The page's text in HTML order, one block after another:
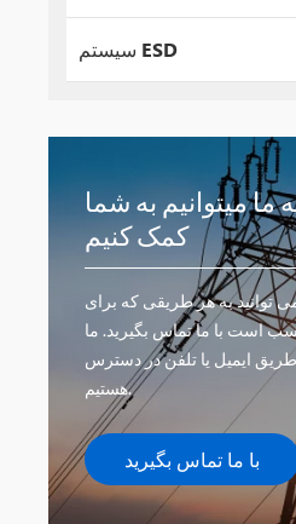
سیستم ESD
ما میتوانیم به شما
کمک کنیم
توانید به هر طریقی که برای
است با ما تماس بگیرید. ما
از طریق ایمیل یا تلفن در دسترس
هستیم.
با ما تماس بگیرید